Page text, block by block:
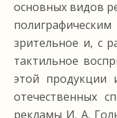
основных видов
зрительное и, с
тактильное
этой продукции
отечественных
рекламы И. А.